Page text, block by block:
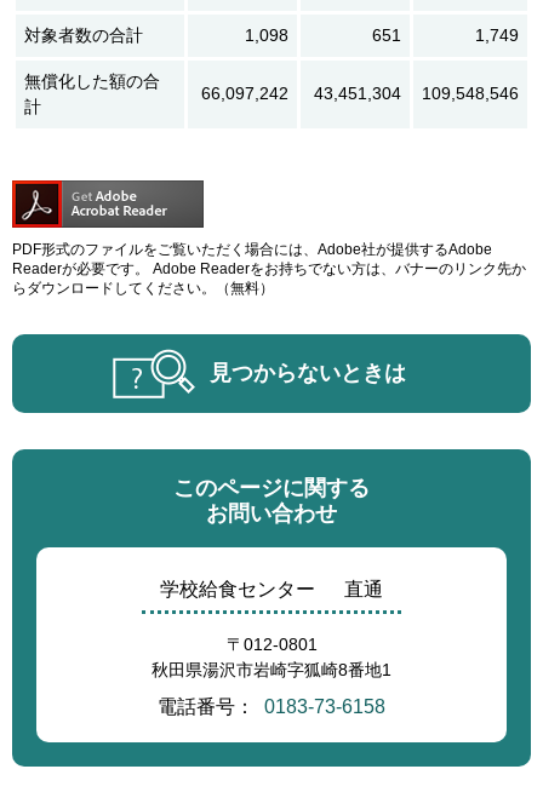
対象者数の合計 1,098 651 1,749
無償化した額の合
計
66,097,242 43,451,304 109,548,546
PDF形式のファイルをご覧いただく場合には、Adobe社が提供するAdobe
Readerが必要です。
Adobe Readerをお持ちでない方は、バナーのリンク先か
らダウンロードしてください。（無料）
見つからないときは
このページに関する
お問い合わせ
学校給食センター 直通
〒012-0801
秋田県湯沢市岩崎字狐崎8番地1
電話番号： 0183-73-6158